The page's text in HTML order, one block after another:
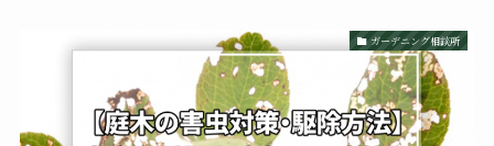
ガーデニング相談所